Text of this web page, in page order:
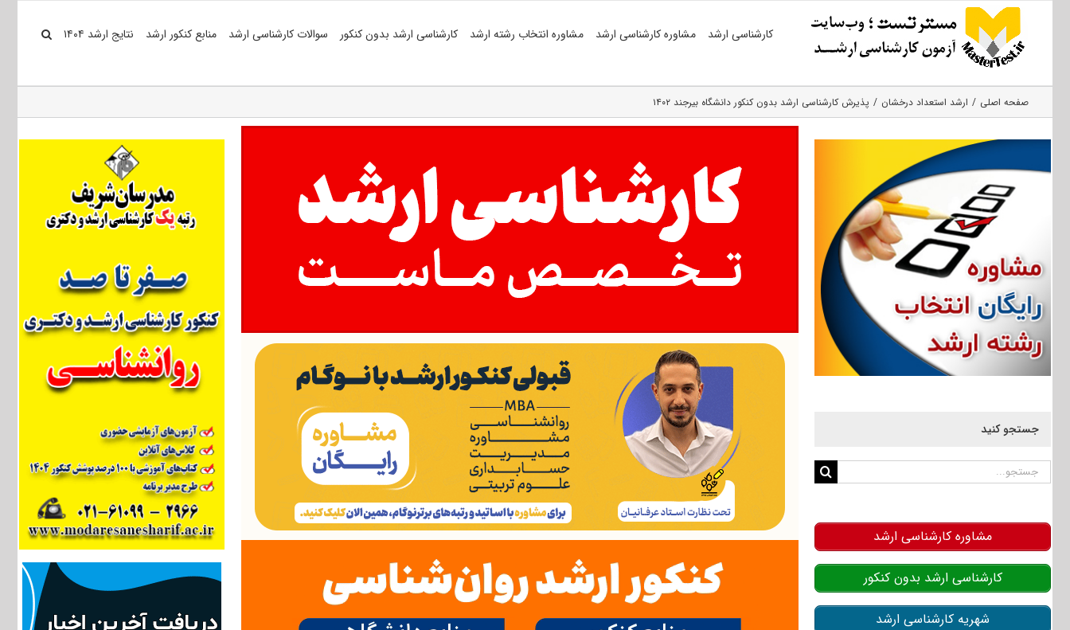
کارشناسی ارشد مشاوره کارشناسی ارشد مشاوره انتخاب رشته ارشد کارشناسی ارشد بدون کنکور سوالات کارشناسی ارشد منابع کنکور ارشد نتایج ارشد ۱۴۰۴
صفحه اصلی ارشد استعداد درخشان پذیرش کارشناسی ارشد بدون کنکور دانشگاه بیرجند ۱۴۰۲
جستجو کنید
جستجو
مشاوره کارشناسی ارشد
کارشناسی ارشد بدون کنکور
شهریه کارشناسی ارشد